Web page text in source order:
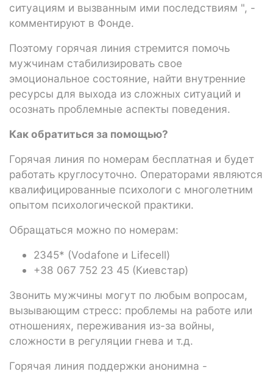
ситуациям и вызванным ими последствиям ", -
комментируют в Фонде.
Поэтому горячая линия стремится помочь
мужчинам стабилизировать свое
эмоциональное состояние, найти внутренние
ресурсы для выхода из сложных ситуаций и
осознать проблемные аспекты поведения.
Как обратиться за помощью?
Горячая линия по номерам бесплатная и будет
работать круглосуточно. Операторами являются
квалифицированные психологи с многолетним
опытом психологической практики.
Обращаться можно по номерам:
2345* (Vodafone и Lifecell)
+38 067 752 23 45 (Киевстар)
Звонить мужчины могут по любым вопросам,
вызывающим стресс: проблемы на работе или
отношениях, переживания из-за войны,
сложности в регуляции гнева и т.д.
Горячая линия поддержки анонимна -